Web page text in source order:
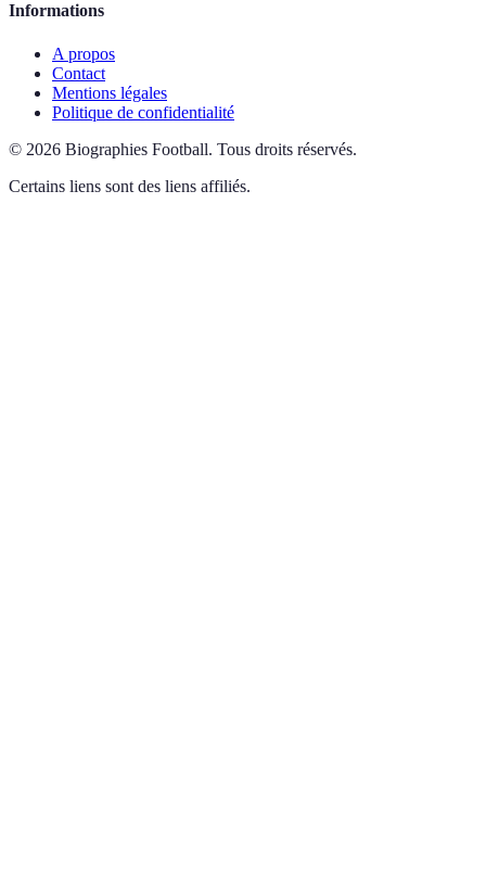
Informations
A propos
Contact
Mentions légales
Politique de confidentialité
© 2026 Biographies Football. Tous droits réservés.
Certains liens sont des liens affiliés.